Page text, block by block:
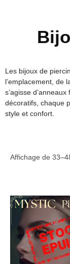
Les bijoux de
l’emplacement, de
s’agisse
décoratifs, chaque
style et confort.
Affichage de